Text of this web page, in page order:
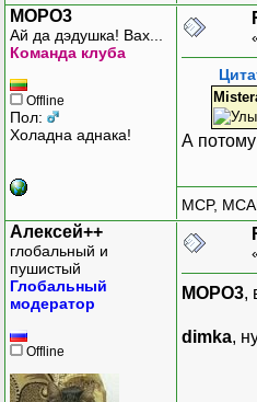
MOPO3
Ай да дэдушка! Вах...
Команда клуба
Offline
Пол:
Холадна аднака!
А
MCP,
Алексей++
глобальный и
пушистый
Глобальный
модератор
Offline
MOPO3,
dimka,